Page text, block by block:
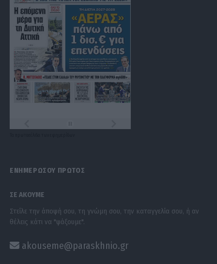
ΕΝΗΜΕΡΩΣΟΥ ΠΡΩΤΟΣ
ΣΕ ΑΚΟΥΜΕ
Στείλε την άποψή σου, τη γνώμη σου, την καταγγελία σου, ή αν
θέλεις κάτι να "ψάξουμε".
akouseme@paraskhnio.gr